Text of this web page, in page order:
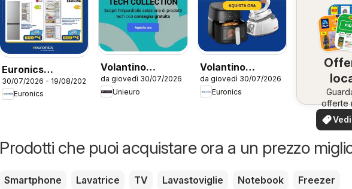
Euronics
volantino
Frigoriferi
30/07/2026 - 19/08/2026
Euronics
Volantino
Unieuro - Tech
Collection
da giovedì 30/07/2026
Unieuro
Volantino
Euronics -
Speciale Piccoli
da giovedì 30/07/2026
Euronics
offerte
tua
Prodotti che puoi acquistare ora a un prezzo
Smartphone Lavatrice TV Lavastoviglie Notebook
Freezer